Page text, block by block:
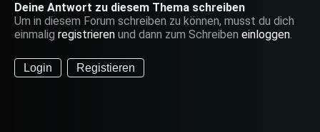
Deine Antwort zu diesem Thema schreiben
Um in diesem Forum schreiben zu können, musst du dich
einmalig registrieren und dann zum Schreiben einloggen.
Login Registieren